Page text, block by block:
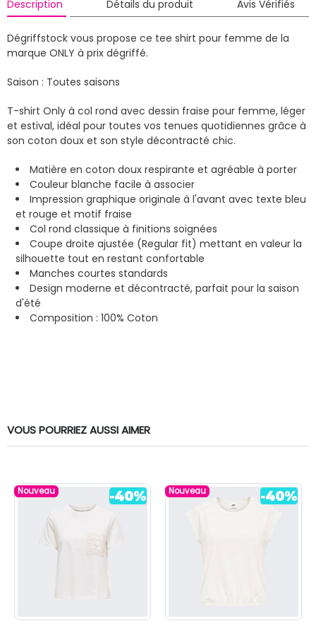
Description Détails du produit Avis Vérifiés
Dégriffstock vous propose ce tee shirt pour femme de la
marque ONLY à prix dégriffé.
Saison : Toutes saisons
T-shirt Only à col rond avec dessin fraise pour femme, léger
et estival, idéal pour toutes vos tenues quotidiennes grâce à
son coton doux et son style décontracté chic.
Matière en coton doux respirante et agréable à porter
Couleur blanche facile à associer
Impression graphique originale à l'avant avec texte bleu
et rouge et motif fraise
Col rond classique à finitions soignées
Coupe droite ajustée (Regular fit) mettant en valeur la
silhouette tout en restant confortable
Manches courtes standards
Design moderne et décontracté, parfait pour la saison
d'été
Composition : 100% Coton
VOUS POURRIEZ AUSSI AIMER
Nouveau Nouveau